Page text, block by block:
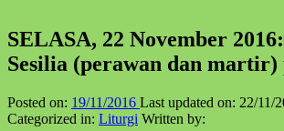
SELASA, 22 November
Sesilia (perawan dan martir)
Posted on: 19/11/2016 Last updated on: 22/11/
Categorized in: Liturgi Written by: